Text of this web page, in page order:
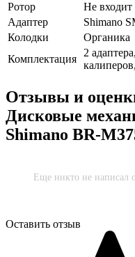
Ротор
Не входит
Адаптер
Shimano
Колодки
Органика
Комплектация
2
Отзывы и
Дисковые
Shimano BR-
Еще никто не написал
Оставить отзыв